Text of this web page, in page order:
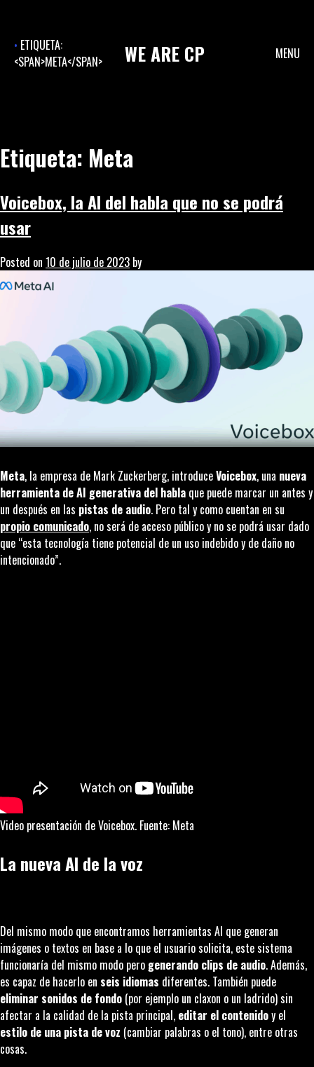
contentETIQUETA:
<SPAN>META</SPAN>
WEARE CP MENU
Etiqueta: Meta
Voicebox, la AI del habla que no se podrá
usar
Posted on 10 de julio de 2023 by
Meta, la empresa de Mark Zuckerberg, introduceVoicebox, una nueva
herramienta de AI generativa del habla que puede marcar un antes y
un después en las pistas de audio. Pero tal y como cuentan en su
propio comunicado, no será de acceso público y no se podrá usar dado
que “esta tecnología tiene potencial de un uso indebido y de daño no
intencionado”.
Video presentación de Voicebox. Fuente: Meta
La nueva AI de la voz
Del mismo modo que encontramos herramientas AI que generan
imágenes o textos en base a lo que el usuario solicita, este sistema
funcionaría del mismo modo pero generando clips de audio. Además,
es capaz de hacerlo en seis idiomas diferentes. También puede
eliminar sonidos de fondo (por ejemplo un claxon o un ladrido) sin
afectar a la calidad de la pista principal, editar el contenidoy el
estilo de una pista de voz (cambiar palabras o el tono), entre otras
cosas.